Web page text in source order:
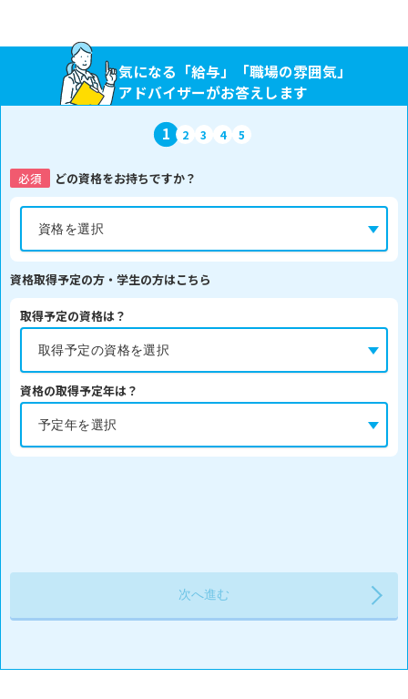
気になる「給与」「職場の雰囲気」
アドバイザーがお答えします
1 2 3 4 5
必須 どの資格をお持ちですか？
資格取得予定の方・学生の方はこちら
取得予定の資格は？
資格の取得予定年は？